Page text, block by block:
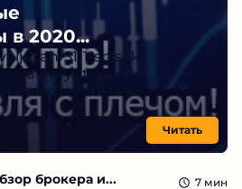
в 2020...
3111-spisok-
yavlyayutsya-
sredstv-v-
Читать
брокера и...
7 мин